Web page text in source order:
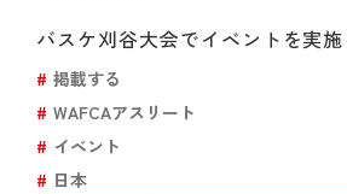
バスケ刈谷大会でイベントを実
掲載する
WAFCAアスリート
イベント
日本